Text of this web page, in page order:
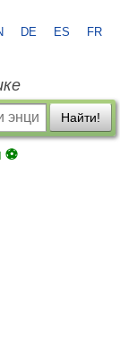
DE ES FR
Найти!
⚽